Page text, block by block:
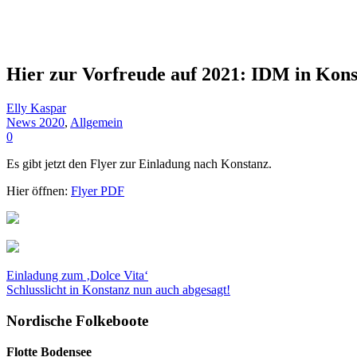
Hier zur Vorfreude auf 2021: IDM in
Elly Kaspar
News 2020, Allgemein
0
Es gibt jetzt den Flyer zur Einladung nach Konstanz.
Hier öffnen: Flyer PDF
Einladung zum ‚Dolce Vita‘
Schlusslicht in Konstanz nun auch abgesagt!
Nordische Folkeboote
Flotte Bodensee